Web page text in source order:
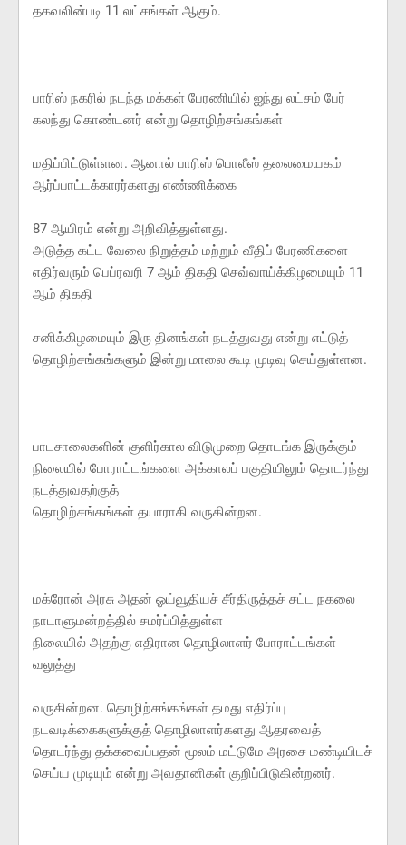
தகவலின்படி 11 லட்சங்கள் ஆகும்.
பாரிஸ் நகரில் நடந்த மக்கள் பேரணியில் ஐந்து லட்சம் பேர்
கலந்து கொண்டனர் என்று தொழிற்சங்கங்கள்
மதிப்பிட்டுள்ளன. ஆனால் பாரிஸ் பொலீஸ் தலைமையகம்
ஆர்ப்பாட்டக்காரர்களது எண்ணிக்கை
87 ஆயிரம் என்று அறிவித்துள்ளது.
அடுத்த கட்ட வேலை நிறுத்தம் மற்றும் வீதிப் பேரணிகளை
எதிர்வரும் பெப்ரவரி 7 ஆம் திகதி செவ்வாய்க்கிழமையும் 11
ஆம் திகதி
சனிக்கிழமையும் இரு தினங்கள் நடத்துவது என்று எட்டுத்
தொழிற்சங்கங்களும் இன்று மாலை கூடி முடிவு செய்துள்ளன.
பாடசாலைகளின் குளிர்கால விடுமுறை தொடங்க இருக்கும்
நிலையில் போராட்டங்களை அக்காலப் பகுதியிலும் தொடர்ந்து
நடத்துவதற்குத்
தொழிற்சங்கங்கள் தயாராகி வருகின்றன.
மக்ரோன் அரசு அதன் ஓய்வூதியச் சீர்திருத்தச் சட்ட நகலை
நாடாளுமன்றத்தில் சமர்ப்பித்துள்ள
நிலையில் அதற்கு எதிரான தொழிலாளர் போராட்டங்கள்
வலுத்து
வருகின்றன. தொழிற்சங்கங்கள் தமது எதிர்ப்பு
நடவடிக்கைகளுக்குத் தொழிலாளர்களது ஆதரவைத்
தொடர்ந்து தக்கவைப்பதன் மூலம் மட்டுமே அரசை மண்டியிடச்
செய்ய முடியும் என்று அவதானிகள் குறிப்பிடுகின்றனர்.